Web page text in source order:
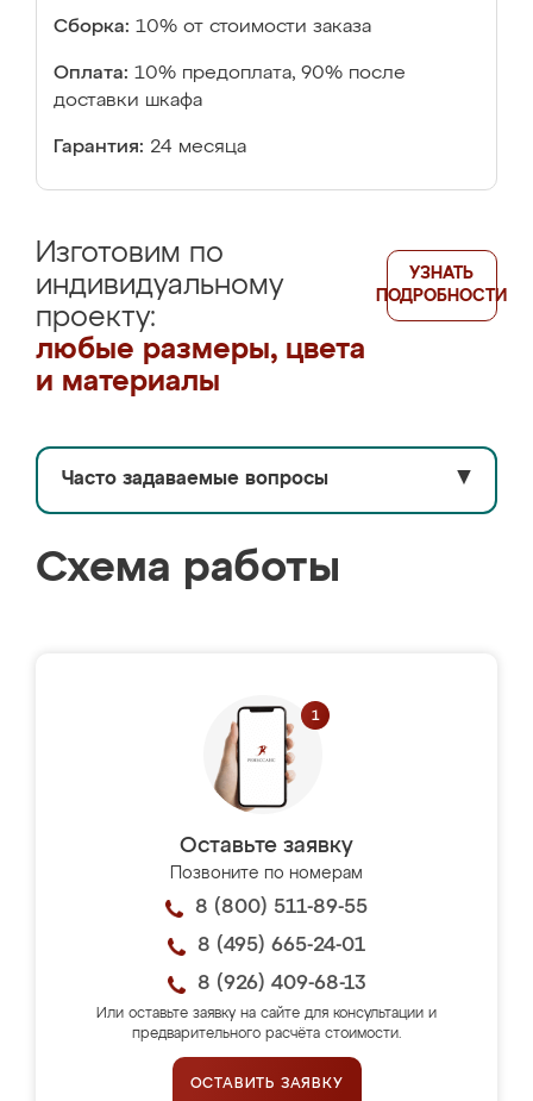
Сборка: 10% от стоимости заказа
Оплата: 10% предоплата, 90% после
доставки шкафа
Гарантия: 24 месяца
Изготовим по
индивидуальному
проекту:
любые размеры, цвета
и материалы
УЗНАТЬ
ПОДРОБНОСТИ
Часто задаваемые вопросы ▼
Схема работы
Оставьте заявку
Позвоните по номерам
8 (800) 511-89-55
8 (495) 665-24-01
8 (926) 409-68-13
Или оставьте заявку на сайте для консультации и
предварительного расчёта стоимости.
ОСТАВИТЬ ЗАЯВКУ